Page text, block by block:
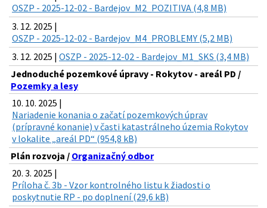
OSZP - 2025-12-02 - Bardejov_M2_POZITIVA (4,8 MB)
3. 12. 2025 |
OSZP - 2025-12-02 - Bardejov_M4_PROBLEMY (5,2 MB)
3. 12. 2025 | OSZP - 2025-12-02 - Bardejov_M1_SKS (3,4 MB)
Jednoduché pozemkové úpravy - Rokytov - areál PD /
Pozemky a lesy
10. 10. 2025 |
Nariadenie konania o začatí pozemkových úprav
(prípravné konanie) v časti katastrálneho územia Rokytov
v lokalite „areál PD“ (954,8 kB)
Plán rozvoja / Organizačný odbor
20. 3. 2025 |
Príloha č. 3b - Vzor kontrolného listu k žiadosti o
poskytnutie RP - po doplnení (29,6 kB)